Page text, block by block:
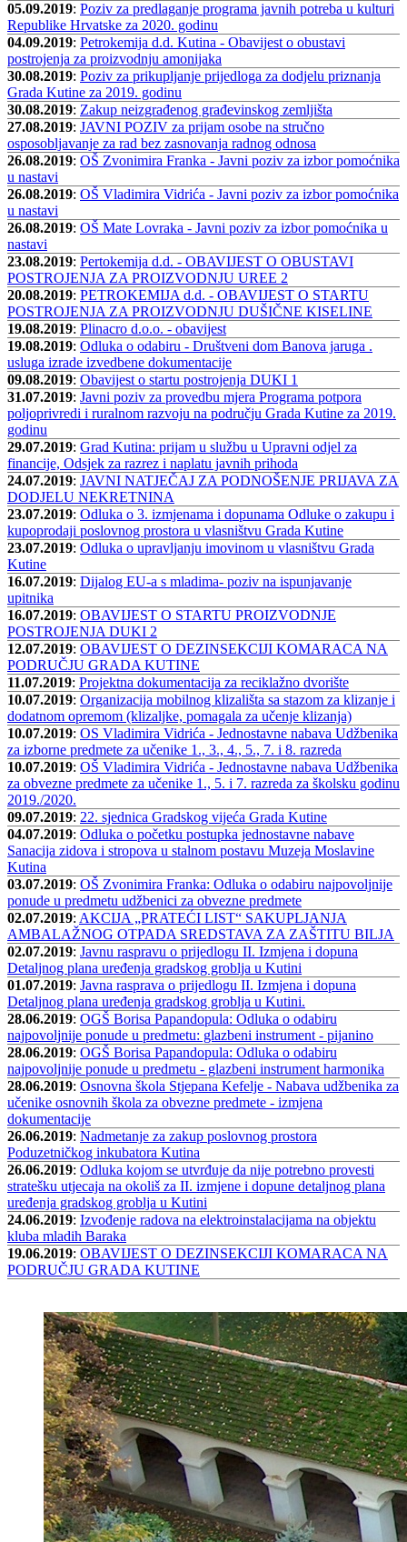
05.09.2019: Poziv za predlaganje programa javnih potreba u kulturi
Republike Hrvatske za 2020. godinu
04.09.2019: Petrokemija d.d. Kutina - Obavijest o obustavi
postrojenja za proizvodnju amonijaka
30.08.2019: Poziv za prikupljanje prijedloga za dodjelu priznanja
Grada Kutine za 2019. godinu
30.08.2019: Zakup neizgrađenog građevinskog zemljišta
27.08.2019: JAVNI POZIV za prijam osobe na stručno
osposobljavanje za rad bez zasnovanja radnog odnosa
26.08.2019: OŠ Zvonimira Franka - Javni poziv za izbor pomoćnika
u nastavi
26.08.2019: OŠ Vladimira Vidrića - Javni poziv za izbor pomoćnika
u nastavi
26.08.2019: OŠ Mate Lovraka - Javni poziv za izbor pomoćnika u
nastavi
23.08.2019: Pertokemija d.d. - OBAVIJEST O OBUSTAVI
POSTROJENJA ZA PROIZVODNJU UREE 2
20.08.2019: PETROKEMIJA d.d. - OBAVIJEST O STARTU
POSTROJENJA ZA PROIZVODNJU DUŠIČNE KISELINE
19.08.2019: Plinacro d.o.o. - obavijest
19.08.2019: Odluka o odabiru - Društveni dom Banova jaruga .
usluga izrade izvedbene dokumentacije
09.08.2019: Obavijest o startu postrojenja DUKI 1
31.07.2019: Javni poziv za provedbu mjera Programa potpora
poljoprivredi i ruralnom razvoju na području Grada Kutine za 2019.
godinu
29.07.2019: Grad Kutina: prijam u službu u Upravni odjel za
financije, Odsjek za razrez i naplatu javnih prihoda
24.07.2019: JAVNI NATJEČAJ ZA PODNOŠENJE PRIJAVA ZA
DODJELU NEKRETNINA
23.07.2019: Odluka o 3. izmjenama i dopunama Odluke o zakupu i
kupoprodaji poslovnog prostora u vlasništvu Grada Kutine
23.07.2019: Odluka o upravljanju imovinom u vlasništvu Grada
Kutine
16.07.2019: Dijalog EU-a s mladima- poziv na ispunjavanje
upitnika
16.07.2019: OBAVIJEST O STARTU PROIZVODNJE
POSTROJENJA DUKI 2
12.07.2019: OBAVIJEST O DEZINSEKCIJI KOMARACA NA
PODRUČJU GRADA KUTINE
11.07.2019: Projektna dokumentacija za reciklažno dvorište
10.07.2019: Organizacija mobilnog klizališta sa stazom za klizanje i
dodatnom opremom (klizaljke, pomagala za učenje klizanja)
10.07.2019: OS Vladimira Vidrića - Jednostavne nabava Udžbenika
za izborne predmete za učenike 1., 3., 4., 5., 7. i 8. razreda
10.07.2019: OŠ Vladimira Vidrića - Jednostavne nabava Udžbenika
za obvezne predmete za učenike 1., 5. i 7. razreda za školsku godinu
2019./2020.
09.07.2019: 22. sjednica Gradskog vijeća Grada Kutine
04.07.2019: Odluka o početku postupka jednostavne nabave
Sanacija zidova i stropova u stalnom postavu Muzeja Moslavine
Kutina
03.07.2019: OŠ Zvonimira Franka: Odluka o odabiru najpovoljnije
ponude u predmetu udžbenici za obvezne predmete
02.07.2019: AKCIJA „PRATEĆI LIST“ SAKUPLJANJA
AMBALAŽNOG OTPADA SREDSTAVA ZA ZAŠTITU BILJA
02.07.2019: Javnu raspravu o prijedlogu II. Izmjena i dopuna
Detaljnog plana uređenja gradskog groblja u Kutini
01.07.2019: Javna rasprava o prijedlogu II. Izmjena i dopuna
Detaljnog plana uređenja gradskog groblja u Kutini.
28.06.2019: OGŠ Borisa Papandopula: Odluka o odabiru
najpovoljnije ponude u predmetu: glazbeni instrument - pijanino
28.06.2019: OGŠ Borisa Papandopula: Odluka o odabiru
najpovoljnije ponude u predmetu - glazbeni instrument harmonika
28.06.2019: Osnovna škola Stjepana Kefelje - Nabava udžbenika za
učenike osnovnih škola za obvezne predmete - izmjena
dokumentacije
26.06.2019: Nadmetanje za zakup poslovnog prostora
Poduzetničkog inkubatora Kutina
26.06.2019: Odluka kojom se utvrđuje da nije potrebno provesti
stratešku utjecaja na okoliš za II. izmjene i dopune detaljnog plana
uređenja gradskog groblja u Kutini
24.06.2019: Izvođenje radova na elektroinstalacijama na objektu
kluba mladih Baraka
19.06.2019: OBAVIJEST O DEZINSEKCIJI KOMARACA NA
PODRUČJU GRADA KUTINE